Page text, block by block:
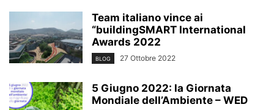
Team italiano vince ai
“buildingSMART International
Awards 2022
BLOG 27 Ottobre 2022
5 Giugno 2022: la Giornata
Mondiale dell’Ambiente – WED